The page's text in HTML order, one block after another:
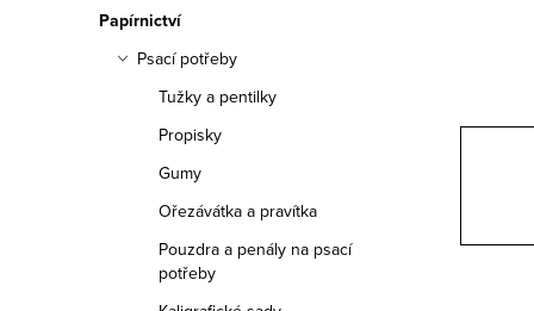
n
n
Papírnictví
Psací potřeby
Tužky a pentilky
Propisky
Gumy
Ořezávátka a pravítka
Pouzdra a penály na psací
potřeby